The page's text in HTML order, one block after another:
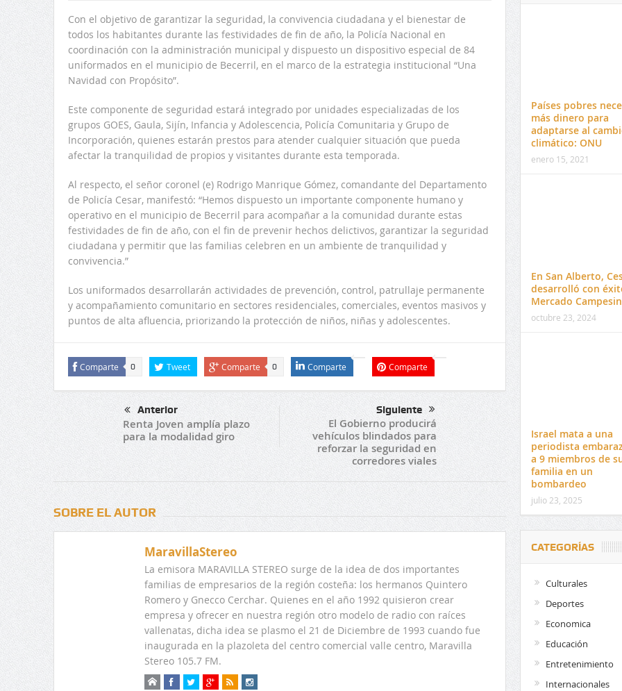
Con el objetivo de garantizar la seguridad, la convivencia ciudadana y el bienestar de
todos los habitantes durante las festividades de fin de año, la Policía Nacional en
coordinación con la administración municipal y dispuesto un dispositivo especial de 84
uniformados en el municipio de Becerril, en el marco de la estrategia institucional “Una
Navidad con Propósito”.
Este componente de seguridad estará integrado por unidades especializadas de los
grupos GOES, Gaula, Sijín, Infancia y Adolescencia, Policía Comunitaria y Grupo de
Incorporación, quienes estarán prestos para atender cualquier situación que pueda
afectar la tranquilidad de propios y visitantes durante esta temporada.
Al respecto, el señor coronel (e) Rodrigo Manrique Gómez, comandante del Departamento
de Policía Cesar, manifestó: “Hemos dispuesto un importante componente humano y
operativo en el municipio de Becerril para acompañar a la comunidad durante estas
festividades de fin de año, con el fin de prevenir hechos delictivos, garantizar la seguridad
ciudadana y permitir que las familias celebren en un ambiente de tranquilidad y
convivencia.”
Los uniformados desarrollarán actividades de prevención, control, patrullaje permanente
y acompañamiento comunitario en sectores residenciales, comerciales, eventos masivos y
puntos de alta afluencia, priorizando la protección de niños, niñas y adolescentes.
Comparte 0 Tweet Comparte 0 Comparte Comparte
Anterior
Renta Joven amplía plazo
para la modalidad giro
Siguiente
El Gobierno producirá
vehículos blindados para
reforzar la seguridad en
corredores viales
SOBRE EL AUTOR
MaravillaStereo
La emisora MARAVILLA STEREO surge de la idea de dos importantes
familias de empresarios de la región costeña: los hermanos Quintero
Romero y Gnecco Cerchar. Quienes en el año 1992 quisieron crear
empresa y ofrecer en nuestra región otro modelo de radio con raíces
vallenatas, dicha idea se plasmo el 21 de Diciembre de 1993 cuando fue
inaugurada en la plazoleta del centro comercial valle centro, Maravilla
Stereo 105.7 FM.
Países pobres
más dinero para
adaptarse al
climático: ONU
enero 15, 2021
En San Alberto,
desarrolló con
Mercado
octubre 23, 2024
Israel mata a una
periodista
a 9 miembros de
familia en un
bombardeo
julio 23, 2025
CATEGORÍAS
Culturales
Deportes
Economica
Educación
Entretenimiento
Internacionales
El 17 de enero vence
venta de pines para
preuniversitario de la